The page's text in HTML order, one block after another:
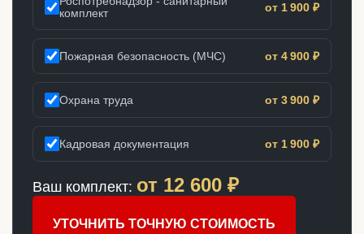
комплект
от 1 900 ₽
Пожарная безопасность (МЧС) от 4 900 ₽
Охрана труда от 3 900 ₽
Кадровая документация от 1 900 ₽
Ваш комплект: от 12 600 ₽
УТОЧНИТЬ ТОЧНУЮ СТОИМОСТЬ